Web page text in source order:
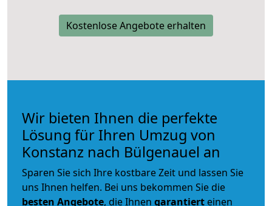
Kostenlose Angebote erhalten
Wir bieten Ihnen die perfekte
Lösung für Ihren Umzug von
Konstanz nach Bülgenauel an
Sparen Sie sich Ihre kostbare Zeit und lassen Sie
uns Ihnen helfen. Bei uns bekommen Sie die
besten Angebote, die Ihnen garantiert einen